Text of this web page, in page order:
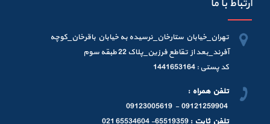
تهران_خیابان ستارخان_نرسیده به خیابان باقرخان_کوچه
آفرند_بعد از تقاطع فرزین_پلاک 22 طبقه سوم
کد پستی : 1441653164
تلفن همراه :
09121259904 - 09123005619
تلفن ثابت : 65519359- 65534604 021